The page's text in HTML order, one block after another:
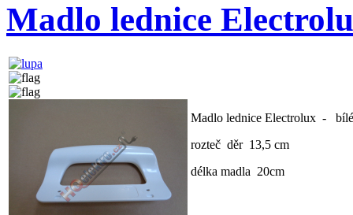
Madlo lednice
Madlo lednice Electrolux - bílé
rozteč děr 13,5 cm
délka madla 20cm